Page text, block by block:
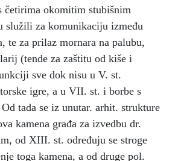
četirima okomitim stubišnim
služili za komunikaciju između
te za prilaz mornara na palubu,
(tende za zaštitu od kiše i
sve dok nisu u V. st.
igre, a u VII. st. i borbe s
tada se iz unutar. arhit. strukture
kamena građa za izvedbu dr.
od XIII. st. određuju se stroge
toga kamena, a od druge pol.